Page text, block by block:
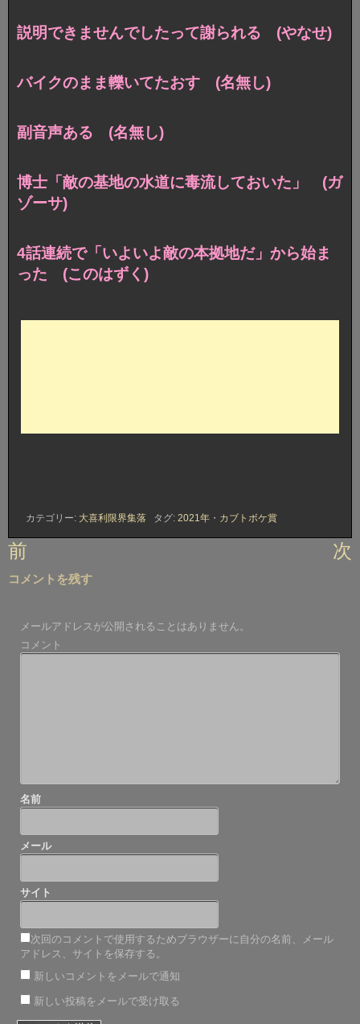
説明できませんでしたって謝られる (やなせ)
バイクのまま轢いてたおす (名無し)
副音声ある (名無し)
博士「敵の基地の水道に毒流しておいた」 (ガ
ゾーサ)
4話連続で「いよいよ敵の本拠地だ」から始ま
った (このはずく)
カテゴリー: 大喜利限界集落 タグ: 2021年 ・ カブトボケ賞
投
ナ
ゲ
ー
前 次
コメントを残す
メールアドレスが公開されることはありません。
コメント
名前
メール
サイト
次回のコメントで使用するためブラウザーに自分の名前、メール
アドレス、サイトを保存する。
新しいコメントをメールで通知
新しい投稿をメールで受け取る